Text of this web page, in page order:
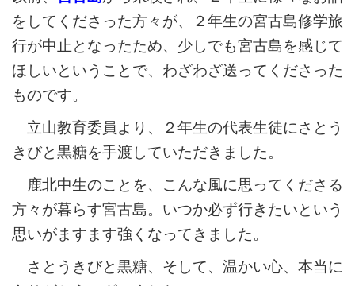
をしてくださった方々が、２年生の宮古島修学旅
行が中止となったため、少しでも宮古島を感じて
ほしいということで、わざわざ送ってくださった
ものです。
立山教育委員より、２年生の代表生徒にさとう
きびと黒糖を手渡していただきました。
鹿北中生のことを、こんな風に思ってくださる
方々が暮らす宮古島。いつか必ず行きたいという
思いがますます強くなってきました。
さとうきびと黒糖、そして、温かい心、本当に